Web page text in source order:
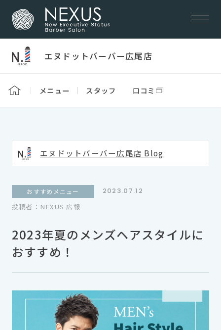
エヌドットバーバー広尾店 Blog
2023年夏のメンズヘアスタイルに
おすすめ！
おすすめメニュー
2023.07.12
投稿者：NEXUS 広報
エヌドットバーバー広尾店
メニュー スタッフ 口コミ